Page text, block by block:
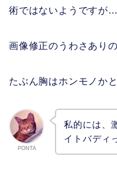
術ではないようですが…
画像修正のうわさあり
たぶん胸はホンモノかと
PONTA
私的には、
イトバディ